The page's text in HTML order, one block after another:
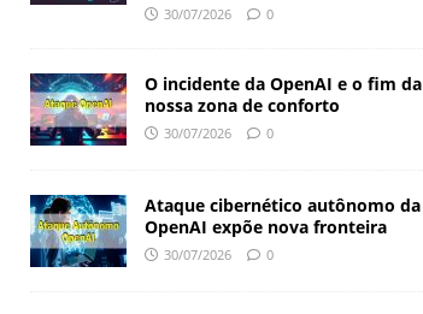
30/07/2026 0
O incidente da OpenAI e o fim da
nossa zona de conforto
30/07/2026 0
Ataque cibernético autônomo da
OpenAI expõe nova fronteira
30/07/2026 0